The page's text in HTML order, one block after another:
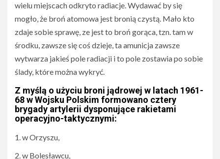
wielu miejscach odkryto radiacje. Wydawać by się
mogło, że broń atomowa jest bronią czystą. Mało kto
zdaje sobie sprawę, ze jest to broń gorąca, tzn. tam w
środku, zawsze się coś dzieje, ta amunicja zawsze
wytwarza jakieś pole radiacji i to pole zostawia po sobie
ślady, które można wykryć.
Z myślą o użyciu broni jądrowej w latach 1961-
68 w Wojsku Polskim formowano cztery
brygady artylerii dysponujące rakietami
operacyjno-taktycznymi:
w Orzyszu,
w Bolesławcu,